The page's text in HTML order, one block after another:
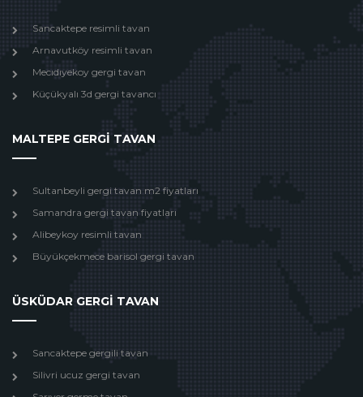
Sancaktepe resimli tavan
Arnavutköy resimli tavan
Mecıdıyekoy gergi tavan
Küçükyalı 3d gergi tavancı
MALTEPE GERGİ TAVAN
Sultanbeyli gergi tavan m2 fiyatları
Samandra gergi tavan fiyatları
Alibeykoy resimli tavan
Büyükçekmece barisol gergi tavan
ÜSKÜDAR GERGİ TAVAN
Sancaktepe gergili tavan
Silivri ucuz gergi tavan